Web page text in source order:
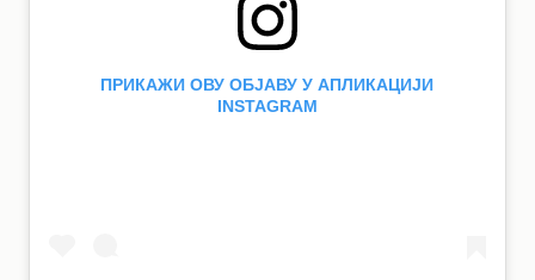
ПРИКАЖИ ОВУ ОБЈАВУ У АПЛИКАЦИЈИ
INSTAGRAM